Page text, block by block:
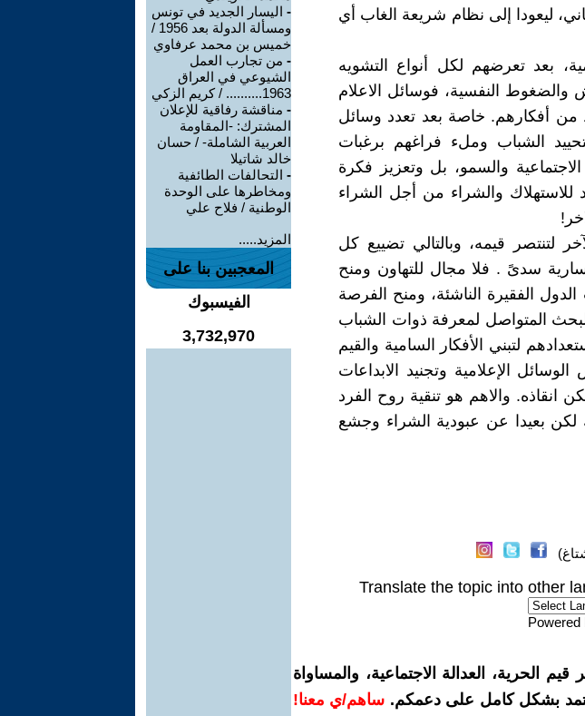
ليعودا إلى نظام شريعة الغاب أي
بعد تعرضهم لكل أنواع التشويه
النفسية، فوسائل الاعلام
من أفكارهم. خاصة بعد تعدد وسائل
الشباب وملء فراغهم برغبات
الاجتماعية والسمو، بل وتعزيز فكرة
للاستهلاك والشراء من أجل الشراء
لتنتصر قيمه، وبالتالي تضييع كل
سدىً . فلا مجال للتهاون ومنح
الفقيرة الناشئة، ومنح الفرصة
المتواصل لمعرفة ذوات الشباب
لتبني الأفكار السامية والقيم
الإعلامية وتجنيد الابداعات
انقاذه. والاهم هو تنقية روح الفرد
لكن بعيدا عن عبودية الشراء وجشع
Translate the topic into other
Powered
العدالة الاجتماعية، والمساواة
بشكل كامل على دعمكم. ساهم/ي معنا!
- اليسار الجديد في تونس
ومسألة الدولة بعد 1956 /
خميس بن محمد عرفاوي
- من تجارب العمل
الشيوعي في العراق
1963.......... / كريم الزكي
- مناقشة رفاقية للإعلان
المشترك: -المقاومة
العربية الشاملة- / حسان
خالد شاتيلا
- التحالفات الطائفية
ومخاطرها على الوحدة
الوطنية / فلاح علي
المزيد.....
المعجبين بنا على
الفيسبوك
3,732,970